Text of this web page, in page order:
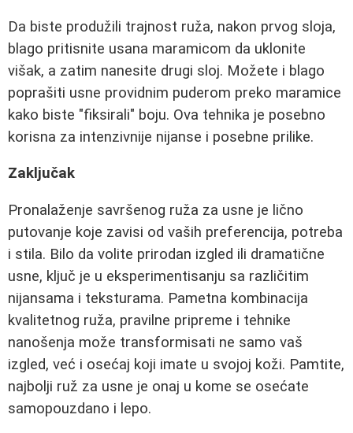
Da biste produžili trajnost ruža, nakon prvog sloja,
blago pritisnite usana maramicom da uklonite
višak, a zatim nanesite drugi sloj. Možete i blago
poprašiti usne providnim puderom preko maramice
kako biste "fiksirali" boju. Ova tehnika je posebno
korisna za intenzivnije nijanse i posebne prilike.
Zaključak
Pronalaženje savršenog ruža za usne je lično
putovanje koje zavisi od vaših preferencija, potreba
i stila. Bilo da volite prirodan izgled ili dramatične
usne, ključ je u eksperimentisanju sa različitim
nijansama i teksturama. Pametna kombinacija
kvalitetnog ruža, pravilne pripreme i tehnike
nanošenja može transformisati ne samo vaš
izgled, već i osećaj koji imate u svojoj koži. Pamtite,
najbolji ruž za usne je onaj u kome se osećate
samopouzdano i lepo.